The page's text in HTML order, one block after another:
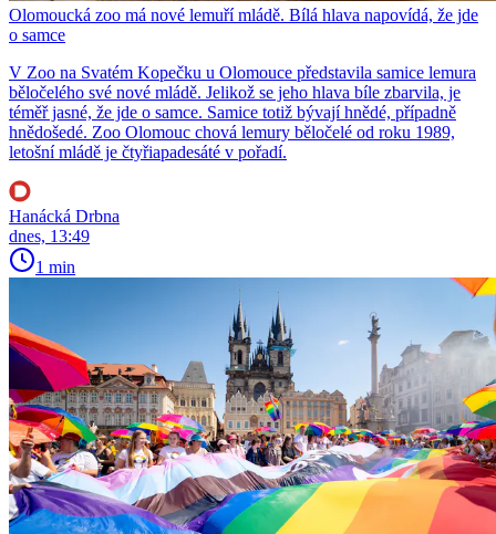
Olomoucká zoo má nové lemuří mládě. Bílá hlava napovídá, že jde
o samce
V Zoo na Svatém Kopečku u Olomouce představila samice lemura
běločelého své nové mládě. Jelikož se jeho hlava bíle zbarvila, je
téměř jasné, že jde o samce. Samice totiž bývají hnědé, případně
hnědošedé. Zoo Olomouc chová lemury běločelé od roku 1989,
letošní mládě je čtyřiapadesáté v pořadí.
Hanácká Drbna
dnes, 13:49
1 min